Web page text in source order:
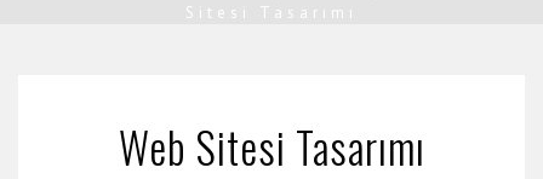
Sitesi Tasarımı
Web Sitesi Tasarımı